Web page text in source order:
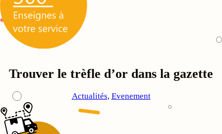
Trouver le trèfle d’or dans la gazette
Actualités, Evenement